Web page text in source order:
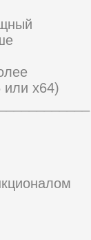
или x64)